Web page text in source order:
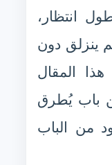
انتظار،
ينزلق دون
المقال
باب يُطرق
من الباب